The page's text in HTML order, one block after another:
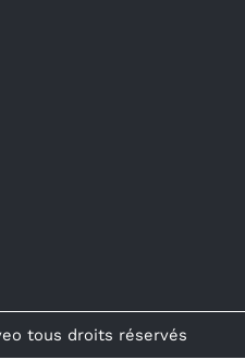
tous droits réservés